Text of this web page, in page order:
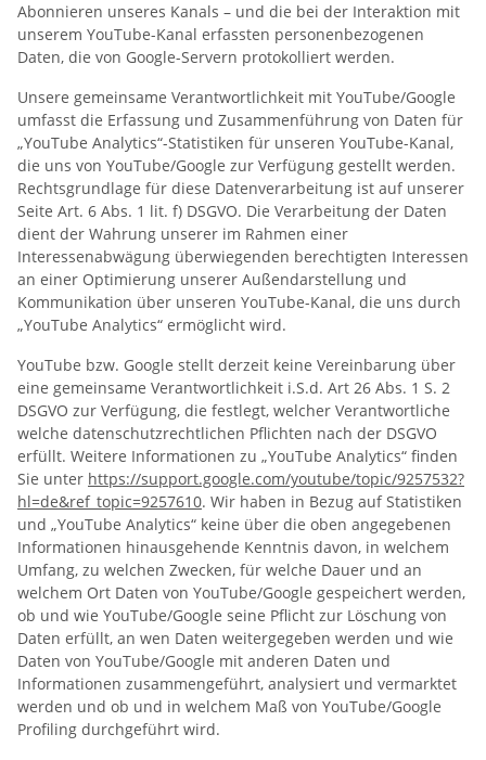
Abonnieren unseres Kanals – und die bei der Interaktion mit
unserem YouTube-Kanal erfassten personenbezogenen
Daten, die von Google-Servern protokolliert werden.
Unsere gemeinsame Verantwortlichkeit mit YouTube/Google
umfasst die Erfassung und Zusammenführung von Daten für
„YouTube Analytics“-Statistiken für unseren YouTube-Kanal,
die uns von YouTube/Google zur Verfügung gestellt werden.
Rechtsgrundlage für diese Datenverarbeitung ist auf unserer
Seite Art. 6 Abs. 1 lit. f) DSGVO. Die Verarbeitung der Daten
dient der Wahrung unserer im Rahmen einer
Interessenabwägung überwiegenden berechtigten Interessen
an einer Optimierung unserer Außendarstellung und
Kommunikation über unseren YouTube-Kanal, die uns durch
„YouTube Analytics“ ermöglicht wird.
YouTube bzw. Google stellt derzeit keine Vereinbarung über
eine gemeinsame Verantwortlichkeit i.S.d. Art 26 Abs. 1 S. 2
DSGVO zur Verfügung, die festlegt, welcher Verantwortliche
welche datenschutzrechtlichen Pflichten nach der DSGVO
erfüllt. Weitere Informationen zu „YouTube Analytics“ finden
Sie unter https://support.google.com/youtube/topic/9257532?
hl=de&ref_topic=9257610. Wir haben in Bezug auf Statistiken
und „YouTube Analytics“ keine über die oben angegebenen
Informationen hinausgehende Kenntnis davon, in welchem
Umfang, zu welchen Zwecken, für welche Dauer und an
welchem Ort Daten von YouTube/Google gespeichert werden,
ob und wie YouTube/Google seine Pflicht zur Löschung von
Daten erfüllt, an wen Daten weitergegeben werden und wie
Daten von YouTube/Google mit anderen Daten und
Informationen zusammengeführt, analysiert und vermarktet
werden und ob und in welchem Maß von YouTube/Google
Profiling durchgeführt wird.